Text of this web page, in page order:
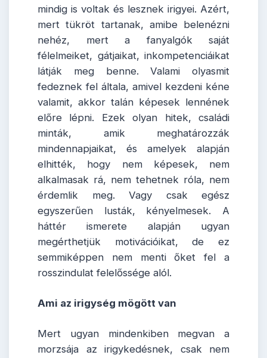
mindig is voltak és lesznek irigyei. Azért,
mert tükröt tartanak, amibe belenézni
nehéz, mert a fanyalgók saját
félelmeiket, gátjaikat, inkompetenciáikat
látják meg benne. Valami olyasmit
fedeznek fel általa, amivel kezdeni kéne
valamit, akkor talán képesek lennének
előre lépni. Ezek olyan hitek, családi
minták, amik meghatározzák
mindennapjaikat, és amelyek alapján
elhitték, hogy nem képesek, nem
alkalmasak rá, nem tehetnek róla, nem
érdemlik meg. Vagy csak egész
egyszerűen lusták, kényelmesek. A
háttér ismerete alapján ugyan
megérthetjük motivációikat, de ez
semmiképpen nem menti őket fel a
rosszindulat felelőssége alól.
Ami az irigység mögött van
Mert ugyan mindenkiben megvan a
morzsája az irigykedésnek, csak nem